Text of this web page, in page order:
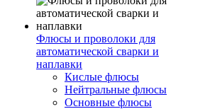
Флюсы и проволоки для
автоматической сварки и
наплавки
Кислые флюсы
Нейтральные флюсы
Основные флюсы